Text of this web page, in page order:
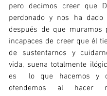
pero decimos creer que
perdonado y nos ha dado
después de que muramos
incapaces de creer que él
de sustentarnos y
vida, suena totalmente
es  lo que hacemos y
ofendemos al hacer